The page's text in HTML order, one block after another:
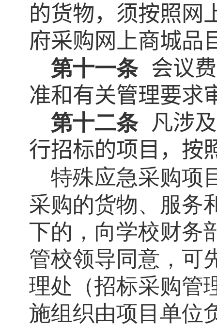
的货物，须按照网
府采购网上商城品
第十一条 会议
准和有关管理要求
第十二条 凡涉
行招标的项目，按
特殊应急采购项
采购的货物、服务
下的，向学校财务
管校领导同意，可
理处（招标采购管
施组织由项目单位